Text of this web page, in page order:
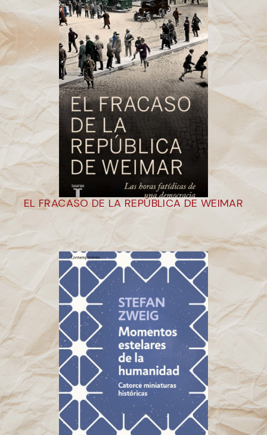
EL FRACASO DE LA REPÚBLICA DE WEIMAR